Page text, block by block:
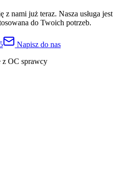
z nami już teraz. Nasza usługa jest
do Twoich potrzeb.
Napisz do nas
z OC sprawcy